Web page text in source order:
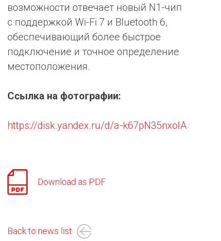
возможности отвечает новый N1-чип
с поддержкой Wi-Fi 7 и Bluetooth 6,
обеспечивающий более быстрое
подключение и точное определение
местоположения.
Ссылка на фотографии:
https://disk.yandex.ru/d/a-k67pN35nxoIA
Download as PDF
Back to news list